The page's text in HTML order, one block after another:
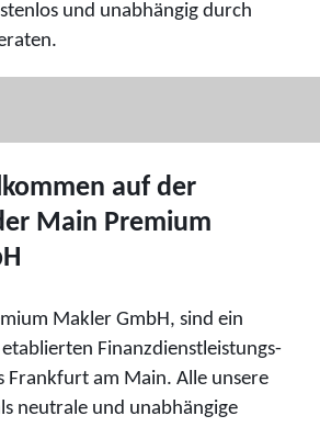
und unabhängig durch
auf der
Main Premium
Makler GmbH, sind ein
Finanzdienstleistungs-
Frankfurt am Main. Alle unsere
neutrale und unabhängige